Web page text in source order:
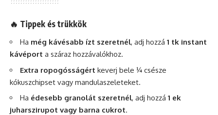
🔥 Tippek és trükkök
Ha még kávésabb ízt szeretnél, adj hozzá 1 tk instant
kávéport a száraz hozzávalókhoz.
Extra ropogósságért keverj bele ¼ csésze
kókuszchipset vagy mandulaszeleteket.
Ha édesebb granolát szeretnél, adj hozzá 1 ek
juharszirupot vagy barna cukrot.